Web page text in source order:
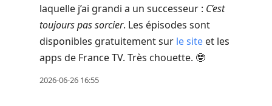
laquelle j’ai grandi a un successeur : C’est
toujours pas sorcier. Les épisodes sont
disponibles gratuitement sur le site et les
apps de France TV. Très chouette. 🤓
2026-06-26 16:55